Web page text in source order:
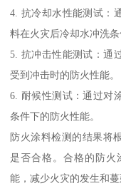
4. 抗冷却水性能测试：
料在火灾后冷却水冲洗条
5. 抗冲击性能测试：通
受到冲击时的防火性能。
6. 耐候性测试：通过对
条件下的防火性能。
防火涂料检测的结果将
是否合格。合格的防火
能，减少火灾的发生和蔓